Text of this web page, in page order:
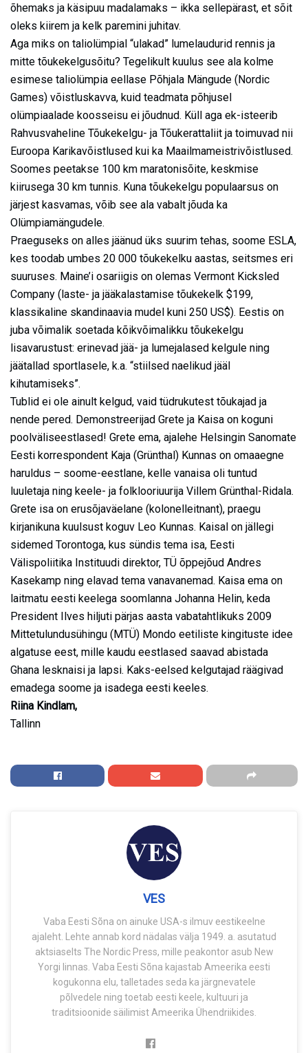
õhemaks ja käsipuu madalamaks – ikka sellepärast, et sõit
oleks kiirem ja kelk paremini juhitav.
Aga miks on taliolümpial “ulakad” lumelaudurid rennis ja
mitte tõukekelgusõitu? Tegelikult kuulus see ala kolme
esimese taliolümpia eellase Põhjala Mängude (Nordic
Games) võistluskavva, kuid teadmata põhjusel
olümpiaalade koosseisu ei jõudnud. Küll aga ek-isteerib
Rahvusvaheline Tõukekelgu- ja Tõukerattaliit ja toimuvad nii
Euroopa Karikavõistlused kui ka Maailmameistrivõistlused.
Soomes peetakse 100 km maratonisõite, keskmise
kiirusega 30 km tunnis. Kuna tõukekelgu populaarsus on
järjest kasvamas, võib see ala vabalt jõuda ka
Olümpiamängudele.
Praeguseks on alles jäänud üks suurim tehas, soome ESLA,
kes toodab umbes 20 000 tõukekelku aastas, seitsmes eri
suuruses. Maine’i osariigis on olemas Vermont Kicksled
Company (laste- ja jääkalastamise tõukekelk $199,
klassikaline skandinaavia mudel kuni 250 US$). Eestis on
juba võimalik soetada kõikvõimalikku tõukekelgu
lisavarustust: erinevad jää- ja lumejalased kelgule ning
jäätallad sportlasele, k.a. “stiilsed naelikud jääl
kihutamiseks”.
Tublid ei ole ainult kelgud, vaid tüdrukutest tõukajad ja
nende pered. Demonstreerijad Grete ja Kaisa on koguni
poolväliseestlased! Grete ema, ajalehe Helsingin Sanomate
Eesti korrespondent Kaja (Grünthal) Kunnas on omaaegne
haruldus – soome-eestlane, kelle vanaisa oli tuntud
luuletaja ning keele- ja folklooriuurija Villem Grünthal-Ridala.
Grete isa on erusõjaväelane (kolonelleitnant), praegu
kirjanikuna kuulsust koguv Leo Kunnas. Kaisal on jällegi
sidemed Torontoga, kus sündis tema isa, Eesti
Välispoliitika Instituudi direktor, TÜ õppejõud Andres
Kasekamp ning elavad tema vanavanemad. Kaisa ema on
laitmatu eesti keelega soomlanna Johanna Helin, keda
President Ilves hiljuti pärjas aasta vabatahtlikuks 2009
Mittetulundusühingu (MTÜ) Mondo eetiliste kingituste idee
algatuse eest, mille kaudu eestlased saavad abistada
Ghana lesknaisi ja lapsi. Kaks-eelsed kelgutajad räägivad
emadega soome ja isadega eesti keeles.
Riina Kindlam,
Tallinn
VES
Vaba Eesti Sõna on ainuke USA-s ilmuv eestikeelne
ajaleht. Lehte annab kord nädalas välja 1949. a. asutatud
aktsiaselts The Nordic Press, mille peakontor asub New
Yorgi linnas. Vaba Eesti Sõna kajastab Ameerika eesti
kogukonna elu, talletades seda ka järgnevatele
põlvedele ning toetab eesti keele, kultuuri ja
traditsioonide säilimist Ameerika Ühendriikides.